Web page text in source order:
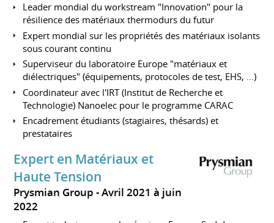
Leader mondial du workstream "Innovation" pour la
résilience des matériaux thermodurs du futur
Expert mondial sur les propriétés des matériaux isolants
sous courant continu
Superviseur du laboratoire Europe "matériaux et
diélectriques" (équipements, protocoles de test, EHS, ...)
Coordinateur avec l'IRT (Institut de Recherche et
Technologie) Nanoelec pour le programme CARAC
Encadrement étudiants (stagiaires, thésards) et
prestataires
Expert en Matériaux et
Haute Tension
Prysmian Group
Avril 2021 à juin
2022